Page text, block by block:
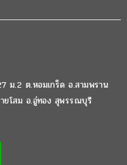
ม.2 ต.หอมเกร็ด อ.สามพราน
ยโสม อ.อู่ทอง สุพรรณบุรี